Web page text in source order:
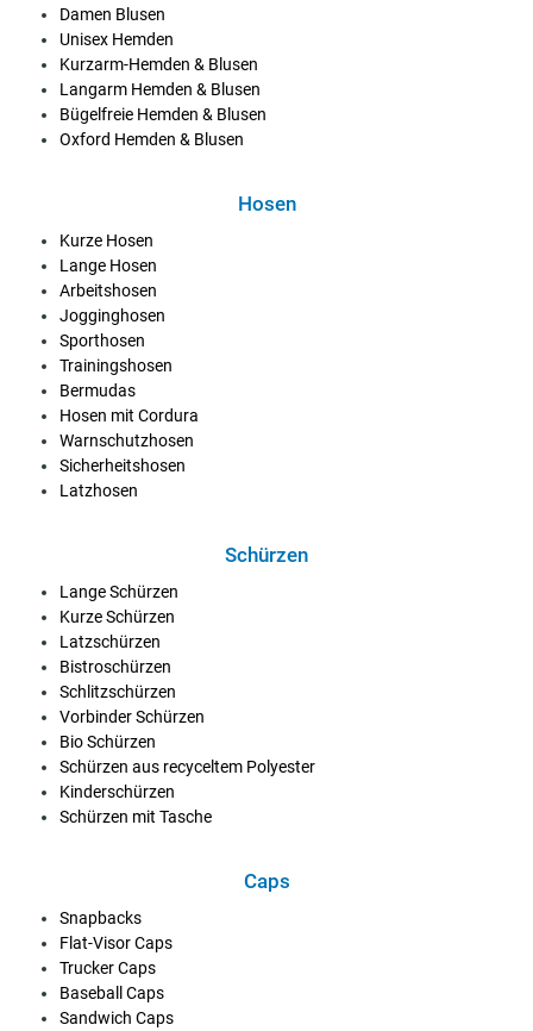
Damen Blusen
Unisex Hemden
Kurzarm-Hemden & Blusen
Langarm Hemden & Blusen
Bügelfreie Hemden & Blusen
Oxford Hemden & Blusen
Hosen
Kurze Hosen
Lange Hosen
Arbeitshosen
Jogginghosen
Sporthosen
Trainingshosen
Bermudas
Hosen mit Cordura
Warnschutzhosen
Sicherheitshosen
Latzhosen
Schürzen
Lange Schürzen
Kurze Schürzen
Latzschürzen
Bistroschürzen
Schlitzschürzen
Vorbinder Schürzen
Bio Schürzen
Schürzen aus recyceltem Polyester
Kinderschürzen
Schürzen mit Tasche
Caps
Snapbacks
Flat-Visor Caps
Trucker Caps
Baseball Caps
Sandwich Caps